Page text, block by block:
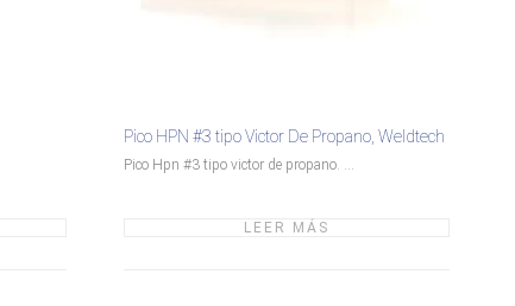
Pico HPN #3 tipo Victor De Propano, Weldtech
Pico Hpn #3 tipo victor de propano. ...
LEER MÁS